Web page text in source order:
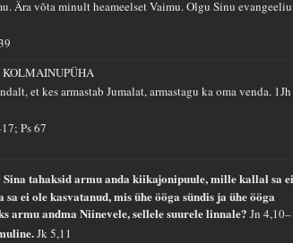
Ära võta minult heameelset Vaimu. Olgu Sinu
KOLMAINUPÜHA
et kes armastab Jumalat, armastagu ka oma venda. 1Jh
Ps 67
Sina tahaksid armu anda kiikajonipuule, mille kallal sa ei
ei ole kasvatanud, mis ühe ööga sündis ja ühe ööga
armu andma Niinevele, sellele suurele linnale?Jn
Jk 5,11